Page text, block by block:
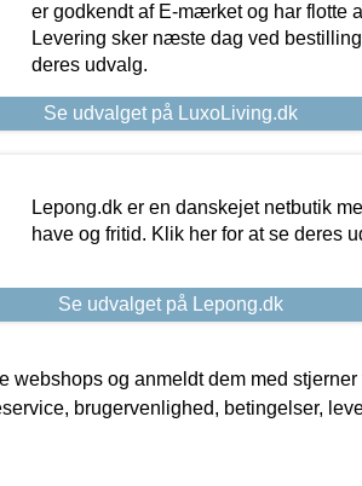
er godkendt af E-mærket og har flotte
Levering sker næste dag ved
deres udvalg.
Se udvalget på LuxoLiving.dk
Lepong.dk er en danskejet netbutik
have og fritid. Klik her for at se deres
Se udvalget på Lepong.dk
og anmeldt dem med stjerner
brugervenlighed, betingelser,